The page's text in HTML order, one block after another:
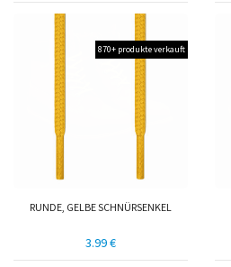
870+ produkte verkauft
RUNDE, GELBE SCHNÜRSENKEL
3.99 €